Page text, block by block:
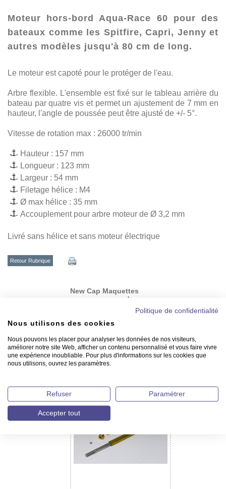
Moteur hors-bord Aqua-Race 60 pour des
bateaux comme les Spitfire, Capri, Jenny et
autres modèles jusqu'à 80 cm de long.
Le moteur est capoté pour le protéger de l'eau.
Arbre flexible. L'ensemble est fixé sur le tableau arrière du
bateau par quatre vis et permet un ajustement de 7 mm en
hauteur, l'angle de poussée peut être ajusté de +/- 5°.
Vitesse de rotation max : 26000 tr/min
Hauteur : 157 mm
Longueur : 123 mm
Largeur : 54 mm
Filetage hélice : M4
Ø max hélice : 35 mm
Accouplement pour arbre moteur de Ø 3,2 mm
Livré sans hélice et sans moteur électrique
Retour Rubrique
New Cap Maquettes
vous recommande
Arbre d’hélice - Filetage M4
Politique de confidentialité
Nous utilisons des cookies
Nous pouvons les placer pour analyser les données de nos visiteurs,
améliorer notre site Web, afficher un contenu personnalisé et vous faire vivre
une expérience inoubliable. Pour plus d'informations sur les cookies que
nous utilisons, ouvrez les paramètres.
Refuser Paramétrer
Accepter tout